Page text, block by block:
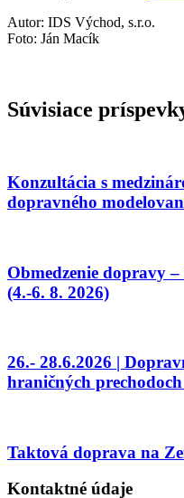
Autor: IDS Východ, s.r.o.
Foto: Ján Macík
Súvisiace
Konzultácia s
dopravného
Obmedzenie dopravy
(4.-6. 8. 2026)
26.- 28.6.2026 |
hraničných
Taktová doprava na
Kontaktné údaje